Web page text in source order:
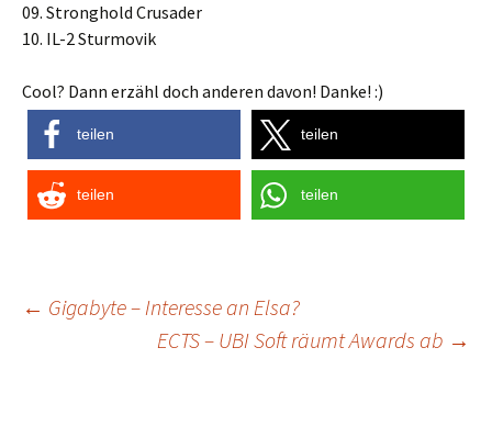
09. Stronghold Crusader
10. IL-2 Sturmovik
Cool? Dann erzähl doch anderen davon! Danke! :)
teilen teilen
teilen teilen
Post
← Gigabyte – Interesse an Elsa?
ECTS – UBI Soft räumt Awards ab →